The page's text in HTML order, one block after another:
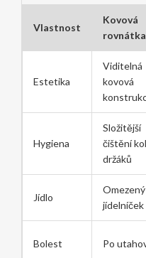
Vlastnost
Kovová
rovnátka
Estetika
Viditelná
kovová
Hygiena
Složitější
čištění
držáků
Jídlo
Omezený
jídelníček
Bolest Po